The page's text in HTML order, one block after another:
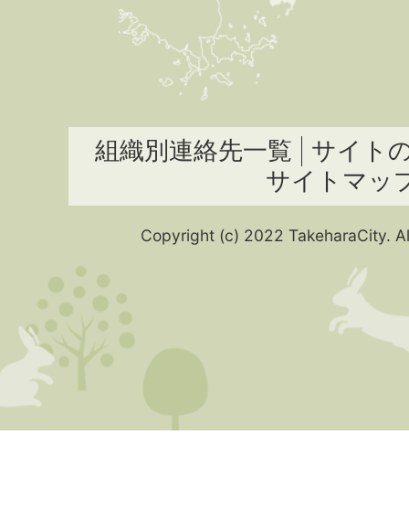
組織別連絡先一覧
サイト
サイトマッ
Copyright (c) 2022 TakeharaCity.